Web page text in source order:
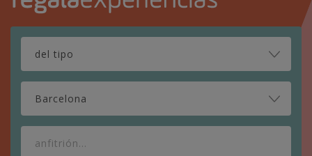
Barcelona